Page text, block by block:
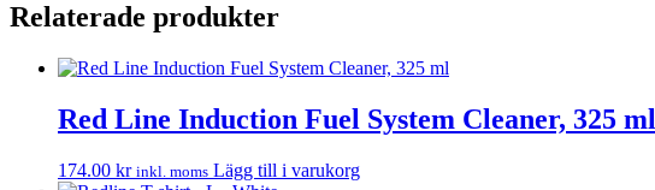
Relaterade produkter
Red Line Induction Fuel System Cleaner, 325 ml
174.00 kr inkl. moms Lägg till i varukorg